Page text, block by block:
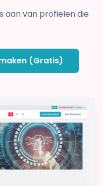
aan van profielen die
(Gratis)